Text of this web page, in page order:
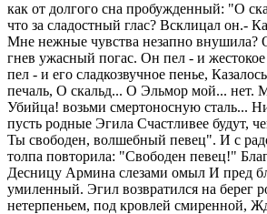
как от долгого сна пробужденный: "О
что за сладостный глас? Всклицал он.-
Мне нежные чувства незапно внушила?
гнев ужасный погас. Он пел - и
пел - и его сладкозвучное пенье,
печаль, О скальд... О Эльмор мой... нет.
Убийца! возьми смертоносную сталь...
пусть родные Эгила Счастливее будут,
Ты свободен, волшебный певец". И с
толпа повторила: "Свободен певец!"
Десницу Армина слезами омыл И пред
умиленный. Эгил возвратился на берег
нетерпеньем, под кровлей смиренной,